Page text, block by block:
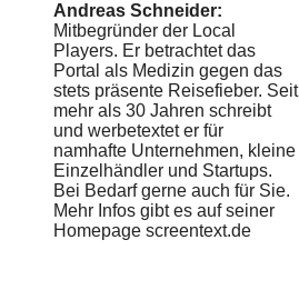
Andreas Schneider:
Mitbegründer der Local
Players. Er betrachtet das
Portal als Medizin gegen das
stets präsente Reisefieber. Seit
mehr als 30 Jahren schreibt
und werbetextet er für
namhafte Unternehmen, kleine
Einzelhändler und Startups.
Bei Bedarf gerne auch für Sie.
Mehr Infos gibt es auf seiner
Homepage screentext.de